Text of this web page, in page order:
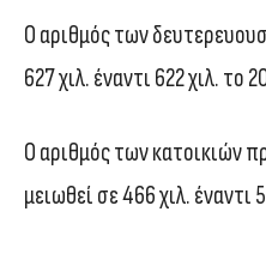
Ο αριθμός των
627 χιλ. έναντι 622 χιλ. το
Ο αριθμός των κατοικιών
μειωθεί σε 466 χιλ. έναντι